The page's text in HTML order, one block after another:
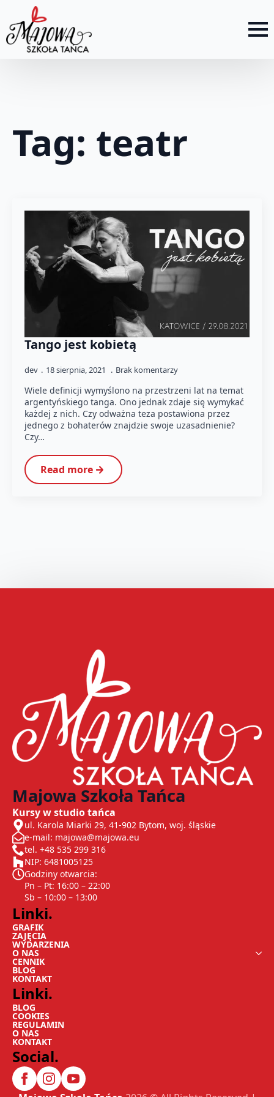
Tag: teatr
Tango jest kobietą
dev 18 sierpnia, 2021 Brak komentarzy
Wiele definicji wymyślono na przestrzeni lat na temat
argentyńskiego tanga. Ono jednak zdaje się wymykać
każdej z nich. Czy odważna teza postawiona przez
jednego z bohaterów znajdzie swoje uzasadnienie?
Czy…
Read more
Majowa Szkoła Tańca
Kursy w studio tańca
ul. Karola Miarki 29, 41-902 Bytom, woj. śląskie
e-mail: majowa@majowa.eu
tel. +48 535 299 316
NIP: 6481005125
Godziny otwarcia:
Pn – Pt: 16:00 – 22:00
Sb – 10:00 – 13:00
Linki.
GRAFIK
ZAJĘCIA
WYDARZENIA
O NAS
CENNIK
BLOG
KONTAKT
Linki.
BLOG
COOKIES
REGULAMIN
O NAS
KONTAKT
Social.